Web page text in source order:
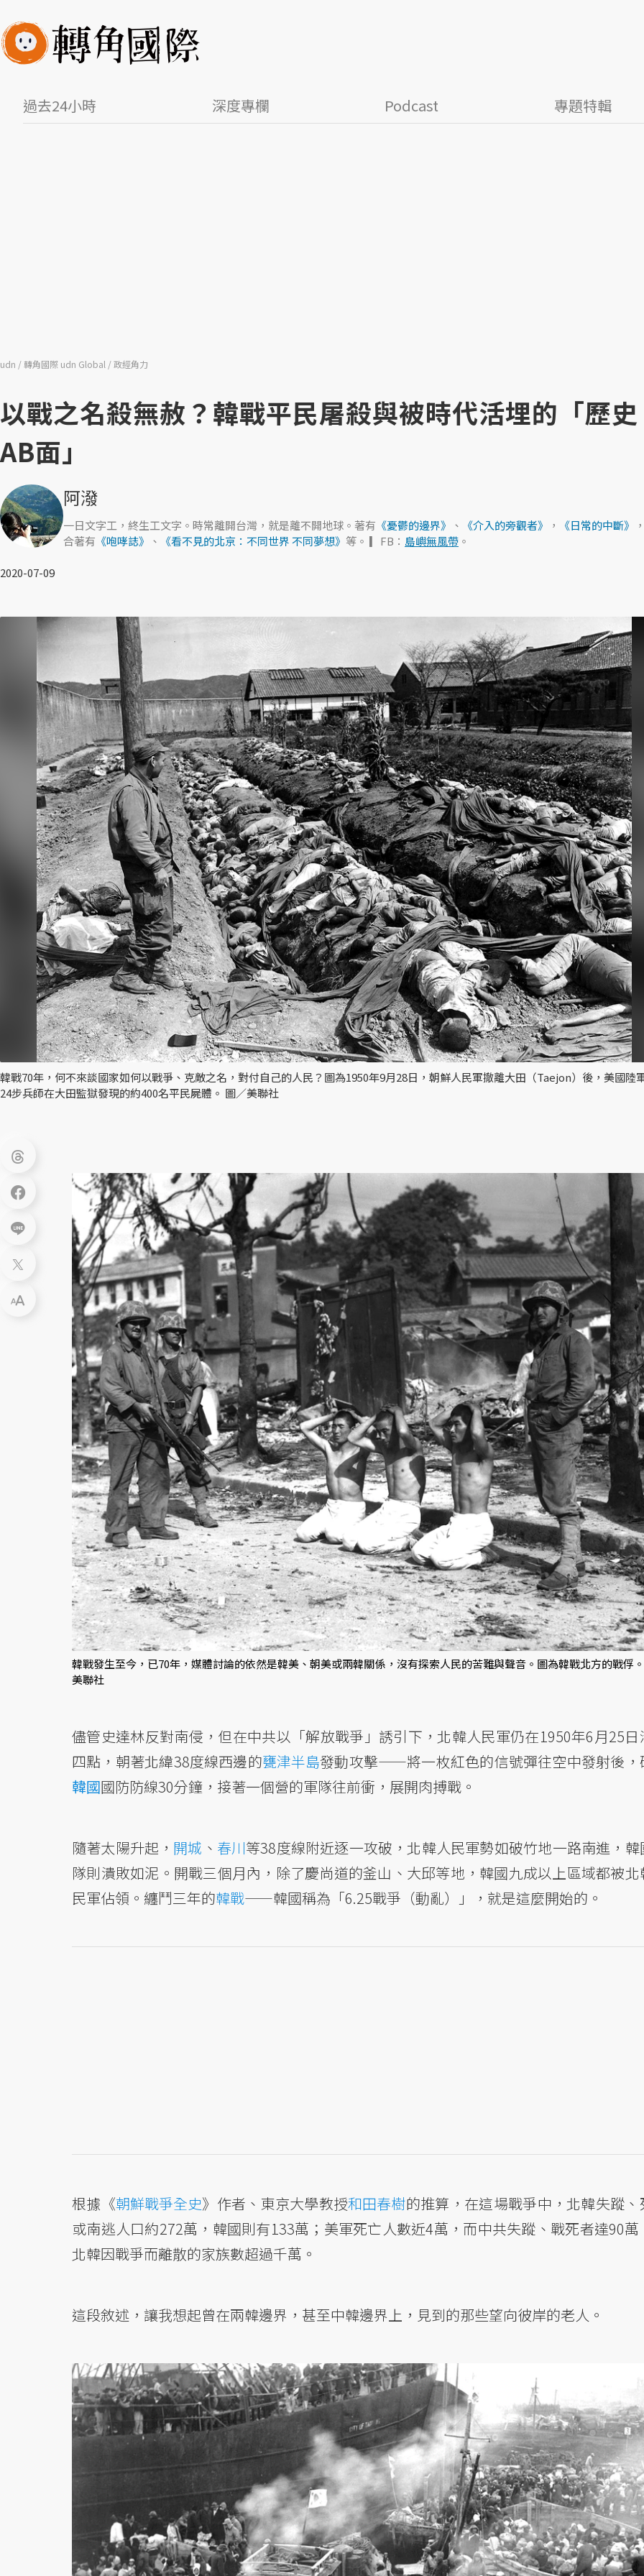
過去24小時 深度專欄 Podcast 專題特輯
udn 轉角國際 udn Global 政經角力
以戰之名殺無赦？韓戰平民屠殺與被時代活埋的「歷史
AB面」
阿潑
一日文字工，終生工文字。時常離開台灣，就是離不開地球。著有 《憂鬱的邊界》 、 《介入的旁觀者》 ， 《日常的中斷》
合著有 《咆哮誌》 、 《看不見的北京：不同世界 不同夢想》 等。 ▎FB： 島嶼無風帶 。
2020-07-09
韓戰70年，何不來談國家如何以戰爭、克敵之名，對付自己的人民？圖為1950年9月28日，朝鮮人民軍撤離大田（Taejon）後，美國陸
24步兵師在大田監獄發現的約400名平民屍體。 圖／美聯社
韓戰發生至今，已70年，媒體討論的依然是韓美、朝美或兩韓關係，沒有探索人民的苦難與聲音。圖為韓戰北方的戰俘
美聯社
儘管史達林反對南侵，但在中共以「解放戰爭」誘引下，北韓人民軍仍在1950年6月25日
四點，朝著北緯38度線西邊的甕津半島發動攻擊——將一枚紅色的信號彈往空中發射後，
韓國國防防線30分鐘，接著一個營的軍隊往前衝，展開肉搏戰。
隨著太陽升起， 開城 、 春川等38度線附近逐一攻破，北韓人民軍勢如破竹地一路南進，韓
隊則潰敗如泥。開戰三個月內，除了慶尚道的釜山、大邱等地，韓國九成以上區域都被北
民軍佔領。纏鬥三年的韓戰——韓國稱為「6.25戰爭（動亂）」，就是這麼開始的。
根據《朝鮮戰爭全史》作者、東京大學教授和田春樹的推算，在這場戰爭中，北韓失蹤、
或南逃人口約272萬，韓國則有133萬；美軍死亡人數近4萬，而中共失蹤、戰死者達90萬
北韓因戰爭而離散的家族數超過千萬。
這段敘述，讓我想起曾在兩韓邊界，甚至中韓邊界上，見到的那些望向彼岸的老人。